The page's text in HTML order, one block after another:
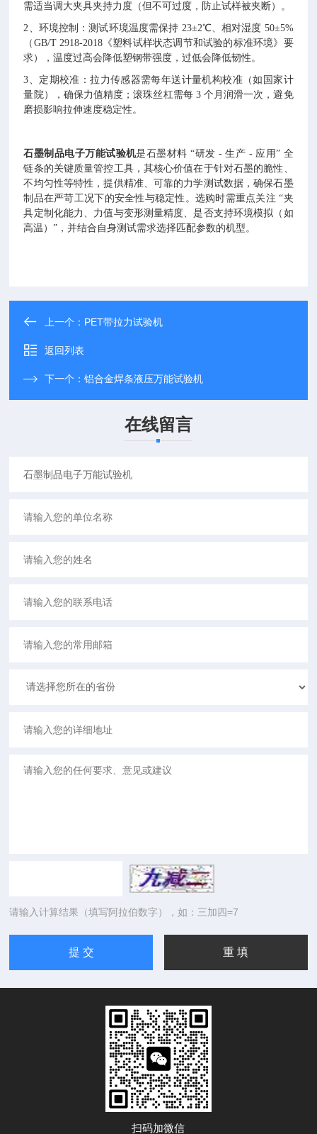
需适当调大夹具夹持力度（但不可过度，防止试样被夹断）。
2、环境控制：测试环境温度需保持 23±2℃、相对湿度 50±5%
（GB/T 2918-2018《塑料试样状态调节和试验的标准环境》要
求），温度过高会降低塑钢带强度，过低会降低韧性。
3、定期校准：拉力传感器需每年送计量机构校准（如国家计
量院），确保力值精度；滚珠丝杠需每 3 个月润滑一次，避免
磨损影响拉伸速度稳定性。
石墨制品电子万能试验机是石墨材料 “研发 - 生产 - 应用” 全
链条的关键质量管控工具，其核心价值在于针对石墨的脆性、
不均匀性等特性，提供精准、可靠的力学测试数据，确保石墨
制品在严苛工况下的安全性与稳定性。选购时需重点关注 “夹
具定制化能力、力值与变形测量精度、是否支持环境模拟（如
高温）”，并结合自身测试需求选择匹配参数的机型。
上一个： PET带拉力试验机
返回列表
下一个：铝合金焊条液压万能试验机
在线留言
请输入计算结果（填写阿拉伯数字），如：三加四=7
扫码加微信